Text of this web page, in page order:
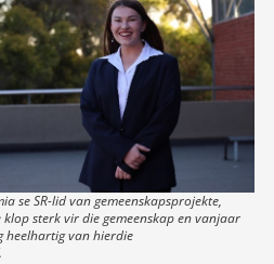
se SR-lid van gemeenskapsprojekte,
klop sterk vir die gemeenskap en vanjaar
heelhartig van hierdie